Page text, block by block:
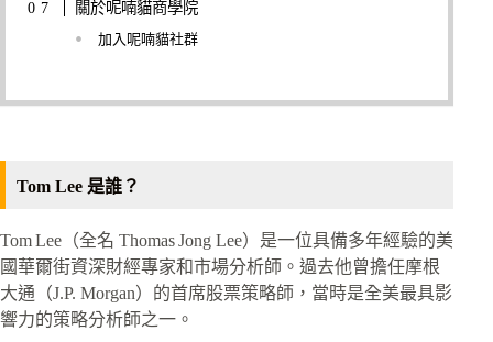
關於呢喃貓商學院
加入呢喃貓社群
Tom Lee 是誰？
Tom Lee（全名 Thomas Jong Lee）是一位具備多年經驗的美
國華爾街資深財經專家和市場分析師。過去他曾擔任摩根
大通（J.P. Morgan）的首席股票策略師，當時是全美最具影
響力的策略分析師之一。